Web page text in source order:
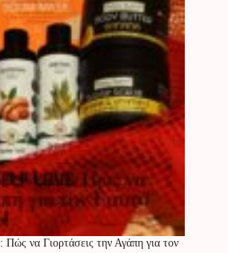
να Γιορτάσεις την Αγάπη για τον